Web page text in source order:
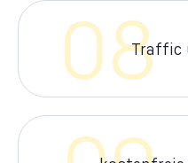
08Traffic